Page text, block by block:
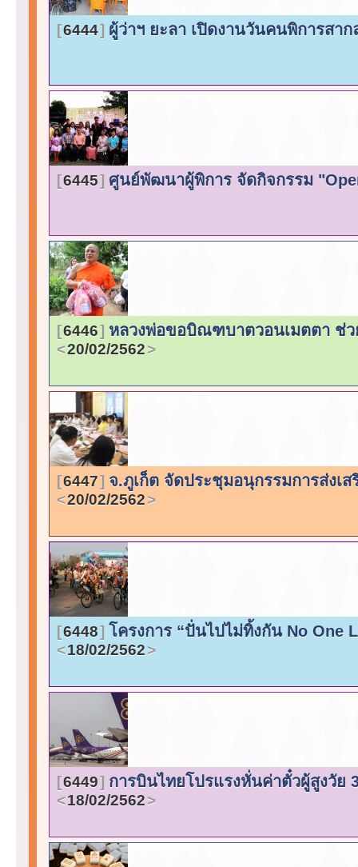
6444 ผู้ว่าฯ ยะลา เปิดงานวันคนพิการสา
6445 ศูนย์พัฒนาผู้พิการ จัดกิจกรรม
6446 หลวงพ่อขอบิณฑบาตวอนเมตตา ช่
20/02/2562
6447 จ.ภูเก็ต จัดประชุมอนุกรรมการส่ง
20/02/2562
6448 โครงการ “ปั่นไปไม่ทิ้งกัน No
18/02/2562
6449 การบินไทยโปรแรงหั่นค่าตั๋วผู้สูงวัย
18/02/2562